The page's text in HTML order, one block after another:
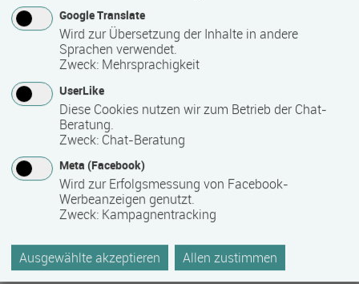
inkl. Seminarunterlagen
Hinweis des Datenbankbetreibers: Bitte erfragen Sie beim
Anbieter eventuell auftretende Nebenkosten!
Fördermöglichkeiten
auf Anfrage
Weitere Informationen im Internet
auf der Internetseite des Bildungsanbieters
Google Translate
Wird zur Übersetzung der Inhalte in andere
Sprachen verwendet.
Zweck: Mehrsprachigkeit
UserLike
Diese Cookies nutzen wir zum Betrieb der Chat-
Beratung.
Zweck: Chat-Beratung
Meta (Facebook)
Wird zur Erfolgsmessung von Facebook-
Werbeanzeigen genutzt.
Zweck: Kampagnentracking
Ausgewählte akzeptieren Allen zustimmen